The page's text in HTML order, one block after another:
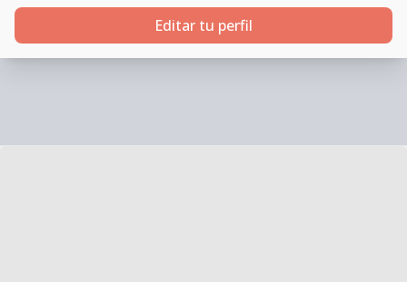
Editar tu perfil